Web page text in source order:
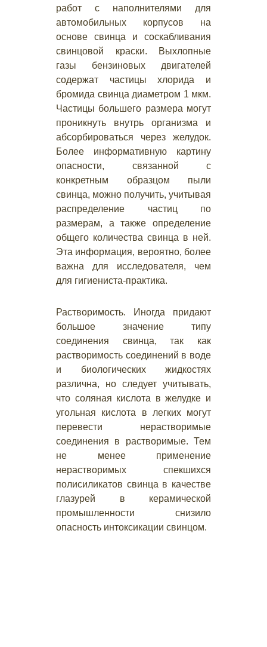
работ с наполнителями для
автомобильных корпусов на
основе свинца и соскабливания
свинцовой краски. Выхлопные
газы бензиновых двигателей
содержат частицы хлорида и
бромида свинца диаметром 1 мкм.
Частицы большего размера могут
проникнуть внутрь организма и
абсорбироваться через желудок.
Более информативную картину
опасности, связанной с
конкретным образцом пыли
свинца, можно получить, учитывая
распределение частиц по
размерам, а также определение
общего количества свинца в ней.
Эта информация, вероятно, более
важна для исследователя, чем
для гигиениста-практика.
Растворимость. Иногда придают
большое значение типу
соединения свинца, так как
растворимость соединений в воде
и биологических жидкостях
различна, но следует учитывать,
что соляная кислота в желудке и
угольная кислота в легких могут
перевести нерастворимые
соединения в растворимые. Тем
не менее применение
нерастворимых спекшихся
полисиликатов свинца в качестве
глазурей в керамической
промышленности снизило
опасность интоксикации свинцом.